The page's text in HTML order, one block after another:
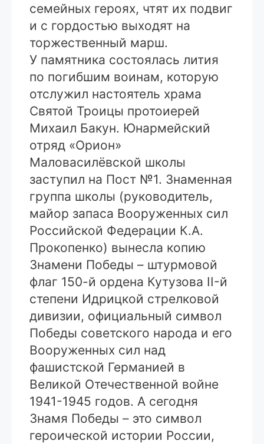
семейных героях, чтят их подвиг
и с гордостью выходят на
торжественный марш.
У памятника состоялась лития
по погибшим воинам, которую
отслужил настоятель храма
Святой Троицы протоиерей
Михаил Бакун. Юнармейский
отряд «Орион»
Маловасилёвской школы
заступил на Пост №1. Знаменная
группа школы (руководитель,
майор запаса Вооруженных сил
Российской Федерации К.А.
Прокопенко) вынесла копию
Знамени Победы – штурмовой
флаг 150-й ордена Кутузова II-й
степени Идрицкой стрелковой
дивизии, официальный символ
Победы советского народа и его
Вооруженных сил над
фашистской Германией в
Великой Отечественной войне
1941-1945 годов. А сегодня
Знамя Победы – это символ
героической истории России,